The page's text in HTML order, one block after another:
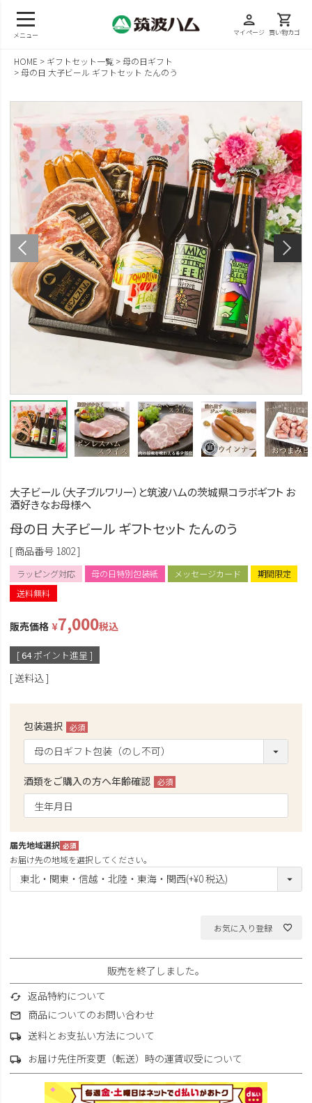
メニュー
person
マイページ
shopping_cart
買い物カゴ
HOME ギフトセット一覧
母の日ギフト
母の日 大子ビール ギフトセット たんのう
大子ビール（大子ブルワリー）と筑波ハムの茨城県コラボギフト お
酒好きなお母様へ
母の日 大子ビール ギフトセット たんのう
商品番号 1802
ラッピング対応 母の日特別包装紙 メッセージカード
期間限定
送料無料
販売価格 ¥7,000税込
[64ポイント進呈 ]
送料込
包装選択
(必
須)
酒類をご購入の方へ年齢確認
(必
届先地域選択
(必
須)
お届け先の地域を選択してください。
お気に入り登録
販売を終了しました。
返品特約について
商品についてのお問い合わせ
送料とお支払い方法について
お届け先住所変更（転送）時の運賃収受について